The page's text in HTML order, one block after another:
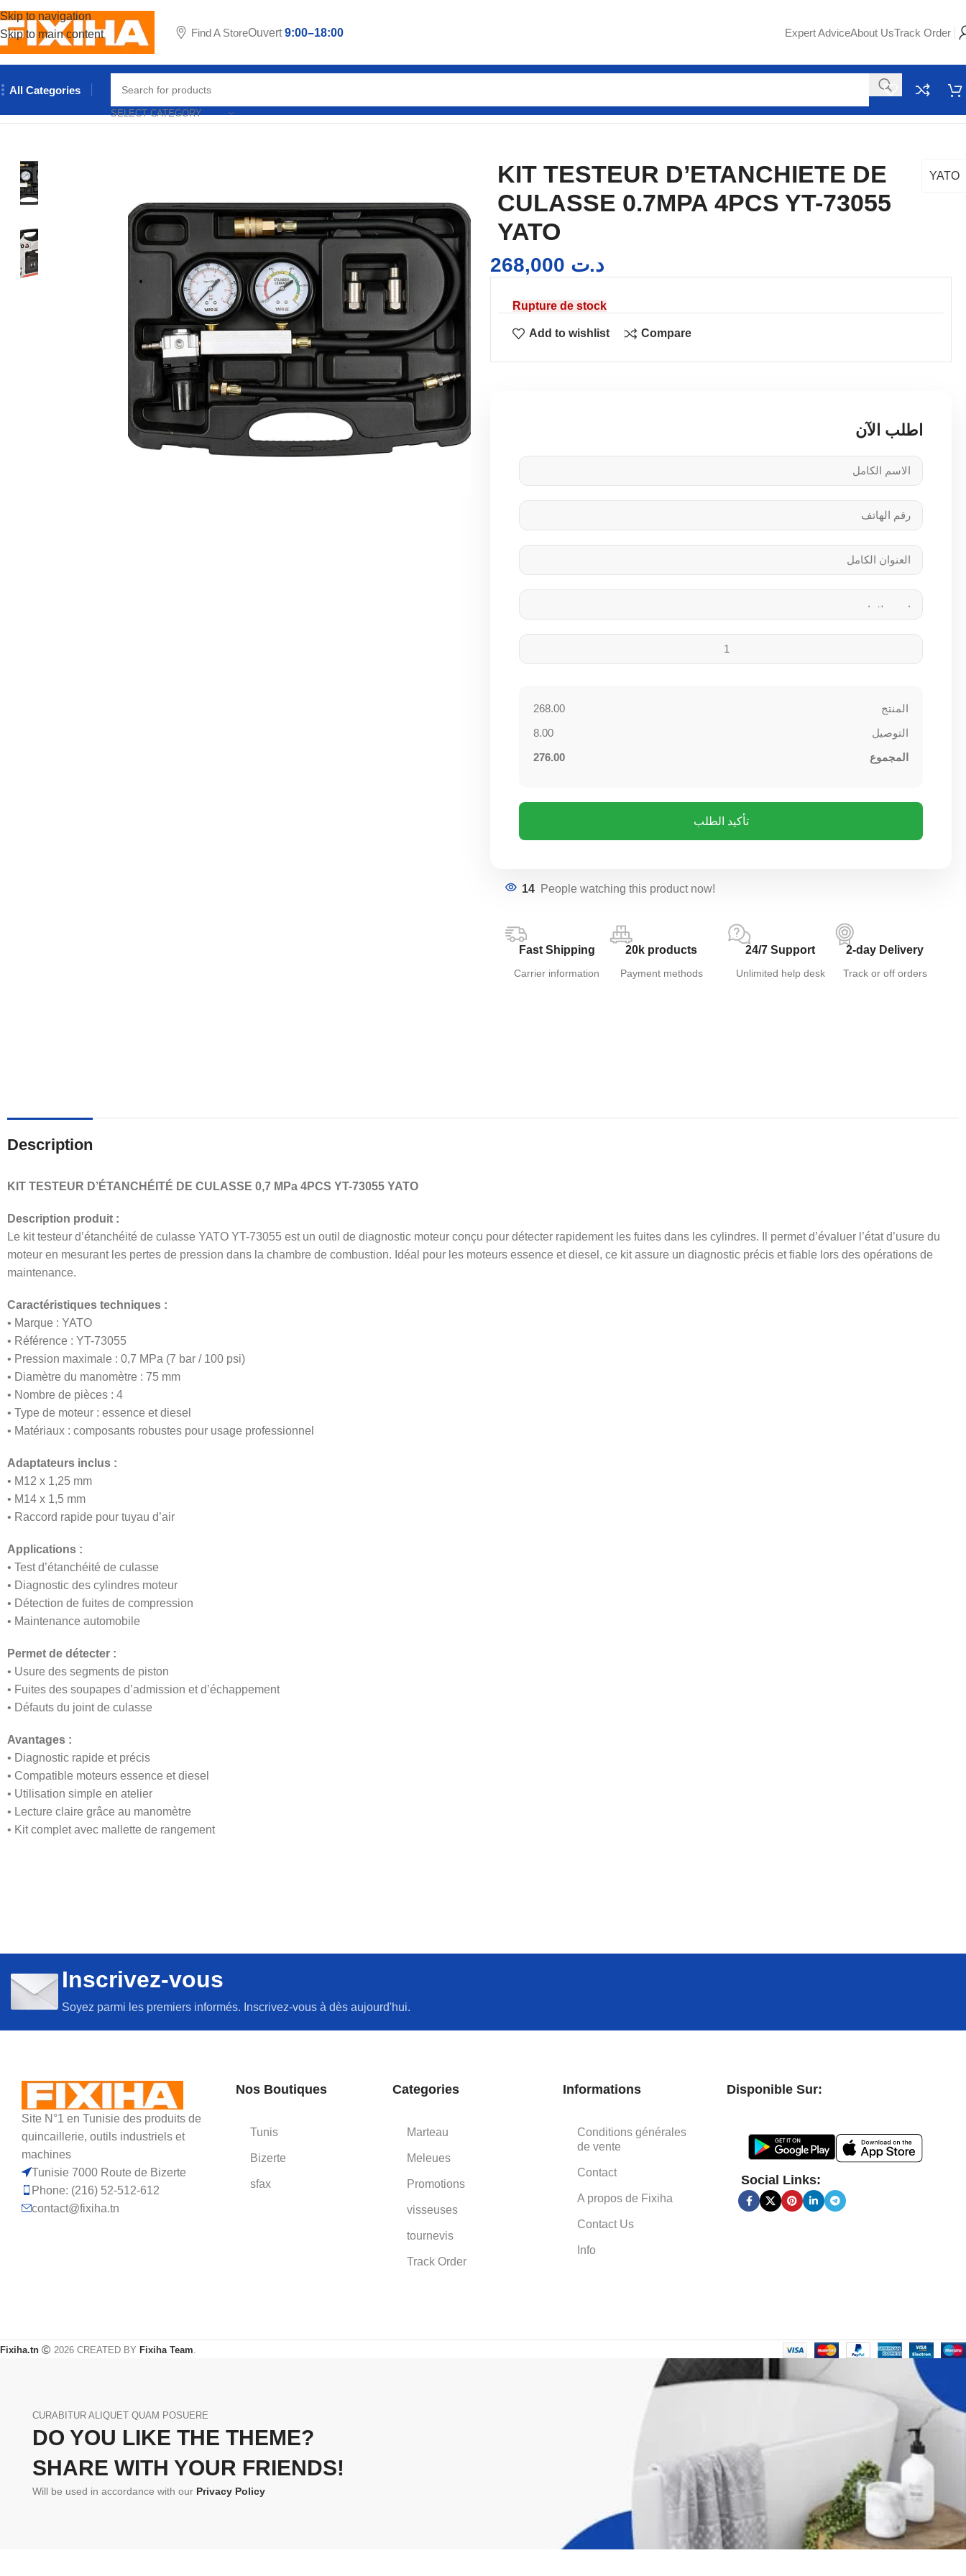
Skip to navigation
Skip to main content
Find A StoreOuvert9:00–18:00 Expert AdviceAbout UsTrack Order
All Categories
SELECT CATEGORY
Outillages & Equipements/Outils manuels/KIT TESTEUR D’ETANCHIETE DE CULASSE 0.7MPA 4PCS YT-73055 YATO
KIT TESTEUR D’ETANCHIETE DE
CULASSE 0.7MPA 4PCS YT-73055
YATO
YATO
د.ت
Rupture de stock
Add to wishlist Compare
اطلب الآن
المنتج
268.00
التوصيل
8.00
المجموع
276.00
تأكيد الطلب
14 People watching this product now!
Fast Shipping
Carrier information
20k products
Payment methods
24/7 Support
Unlimited help desk
2-day Delivery
Track or off orders
Description
KIT TESTEUR D’ÉTANCHÉITÉ DE CULASSE 0,7 MPa 4PCS YT-73055 YATO
Description produit :
Le kit testeur d’étanchéité de culasse YATO YT-73055 est un outil de diagnostic moteur conçu pour détecter rapidement les fuites dans les cylindres. Il permet d’évaluer l’état d’usure du
moteur en mesurant les pertes de pression dans la chambre de combustion. Idéal pour les moteurs essence et diesel, ce kit assure un diagnostic précis et fiable lors des opérations de
maintenance.
Caractéristiques techniques :
• Marque : YATO
• Référence : YT-73055
• Pression maximale : 0,7 MPa (7 bar / 100 psi)
• Diamètre du manomètre : 75 mm
• Nombre de pièces : 4
• Type de moteur : essence et diesel
• Matériaux : composants robustes pour usage professionnel
Adaptateurs inclus :
• M12 x 1,25 mm
• M14 x 1,5 mm
• Raccord rapide pour tuyau d’air
Applications :
• Test d’étanchéité de culasse
• Diagnostic des cylindres moteur
• Détection de fuites de compression
• Maintenance automobile
Permet de détecter :
• Usure des segments de piston
• Fuites des soupapes d’admission et d’échappement
• Défauts du joint de culasse
Avantages :
• Diagnostic rapide et précis
• Compatible moteurs essence et diesel
• Utilisation simple en atelier
• Lecture claire grâce au manomètre
• Kit complet avec mallette de rangement
Inscrivez-vous
Soyez parmi les premiers informés. Inscrivez-vous à dès aujourd'hui.
Site N°1 en Tunisie des produits de
quincaillerie, outils industriels et
machines
Tunisie 7000 Route de Bizerte
Phone: (216) 52-512-612
contact@fixiha.tn
Nos Boutiques
Tunis
Bizerte
sfax
Categories
Marteau
Meleues
Promotions
visseuses
tournevis
Track Order
Informations
Conditions générales
de vente
Contact
A propos de Fixiha
Contact Us
Info
Disponible Sur:
Social Links:
Fixiha.tn 2026 CREATED BY Fixiha Team
CURABITUR ALIQUET QUAM POSUERE
DO YOU LIKE THE THEME?
SHARE WITH YOUR FRIENDS!
Will be used in accordance with our Privacy Policy